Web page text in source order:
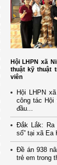
Hội LHPN xã
thuật kỹ thuật
viên
Hội LHPN
công tác Hội
đầu...
Đắk Lắk: Ra
số” tại xã Ea
Đề án 938
trẻ em trong